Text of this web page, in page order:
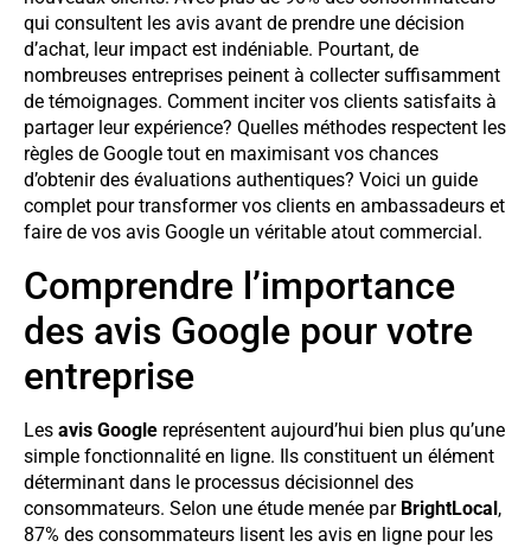
qui consultent les avis avant de prendre une décision
d’achat, leur impact est indéniable. Pourtant, de
nombreuses entreprises peinent à collecter suffisamment
de témoignages. Comment inciter vos clients satisfaits à
partager leur expérience? Quelles méthodes respectent les
règles de Google tout en maximisant vos chances
d’obtenir des évaluations authentiques? Voici un guide
complet pour transformer vos clients en ambassadeurs et
faire de vos avis Google un véritable atout commercial.
Comprendre l’importance
des avis Google pour votre
entreprise
Les avis Google représentent aujourd’hui bien plus qu’une
simple fonctionnalité en ligne. Ils constituent un élément
déterminant dans le processus décisionnel des
consommateurs. Selon une étude menée par BrightLocal,
87% des consommateurs lisent les avis en ligne pour les